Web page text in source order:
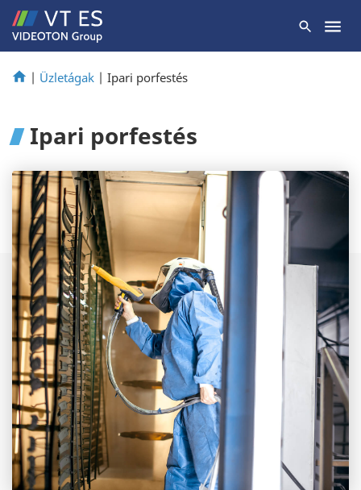
| Üzletágak | Ipari porfestés
Ipari porfestés